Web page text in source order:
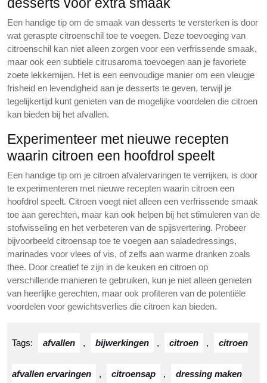
Een handige tip om de smaak van desserts te versterken is door
wat geraspte citroenschil toe te voegen. Deze toevoeging van
citroenschil kan niet alleen zorgen voor een verfrissende smaak,
maar ook een subtiele citrusaroma toevoegen aan je favoriete
zoete lekkernijen. Het is een eenvoudige manier om een vleugje
frisheid en levendigheid aan je desserts te geven, terwijl je
tegelijkertijd kunt genieten van de mogelijke voordelen die citroen
kan bieden bij het afvallen.
Experimenteer met nieuwe recepten
waarin citroen een hoofdrol speelt
Een handige tip om je citroen afvalervaringen te verrijken, is door
te experimenteren met nieuwe recepten waarin citroen een
hoofdrol speelt. Citroen voegt niet alleen een verfrissende smaak
toe aan gerechten, maar kan ook helpen bij het stimuleren van de
stofwisseling en het verbeteren van de spijsvertering. Probeer
bijvoorbeeld citroensap toe te voegen aan saladedressings,
marinades voor vlees of vis, of zelfs aan warme dranken zoals
thee. Door creatief te zijn in de keuken en citroen op
verschillende manieren te gebruiken, kun je niet alleen genieten
van heerlijke gerechten, maar ook profiteren van de potentiële
voordelen voor gewichtsverlies die citroen kan bieden.
Tags: afvallen , bijwerkingen , citroen , citroen
afvallen ervaringen , citroensap , dressing maken